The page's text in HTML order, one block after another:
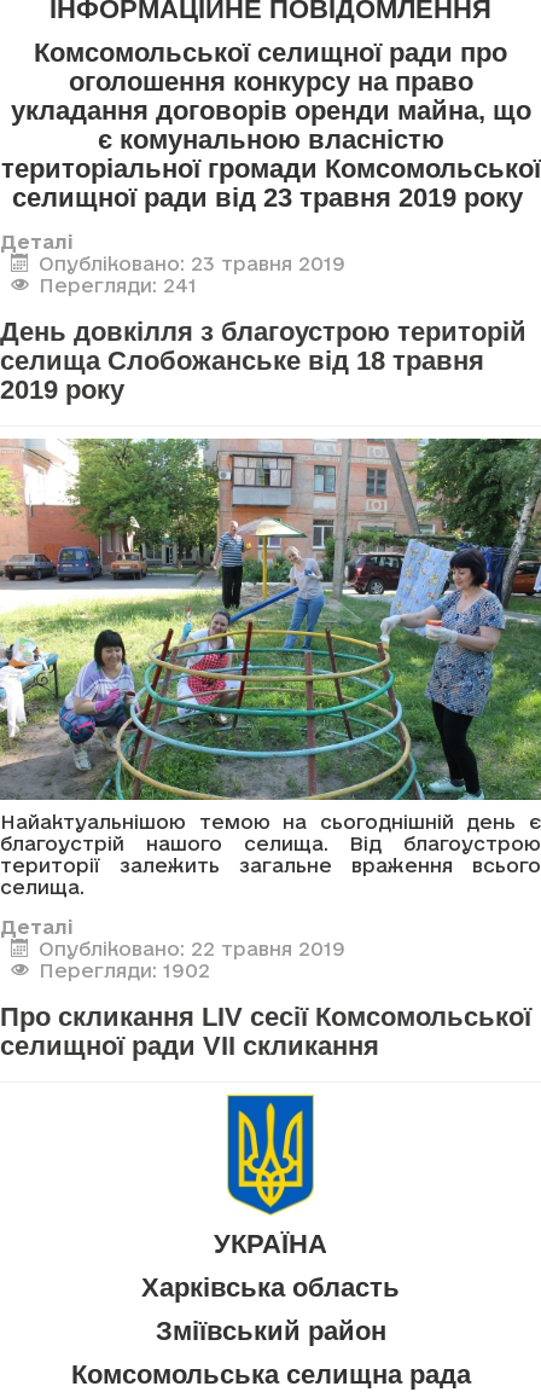
ІНФОРМАЦІЙНЕ ПОВІДОМЛЕННЯ
Комсомольської селищної ради про
оголошення конкурсу на право
укладання договорів оренди майна, що
є комунальною власністю
територіальної громади Комсомольської
селищної ради від 23 травня 2019 року
Деталі
Опубліковано: 23 травня 2019
Перегляди: 241
День довкілля з благоустрою територій
селища Слобожанське від 18 травня
2019 року
Найактуальнішою темою на сьогоднішній день є
благоустрій нашого селища. Від благоустрою
території залежить загальне враження всього
селища.
Деталі
Опубліковано: 22 травня 2019
Перегляди: 1902
Про скликання LIV сесії Комсомольської
селищної ради VII скликання
УКРАЇНА
Харківська область
Зміївський район
Комсомольська селищна рада